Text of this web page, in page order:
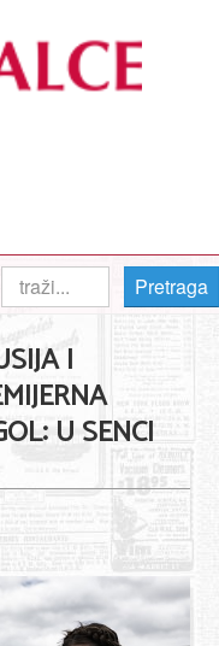
Pretraga
I
U SENCI